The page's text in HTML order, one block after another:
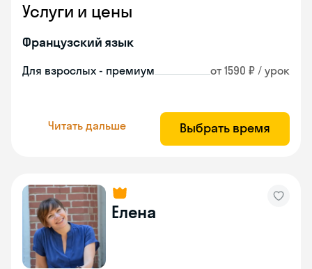
Услуги и цены
Французский язык
Для взрослых - премиум от 1590 ₽ / урок
Читать дальше Выбрать время
Елена